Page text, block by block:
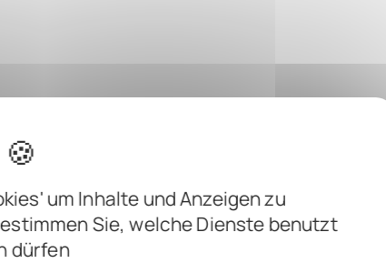
um Inhalte und Anzeigen zu
Sie, welche Dienste benutzt
dürfen